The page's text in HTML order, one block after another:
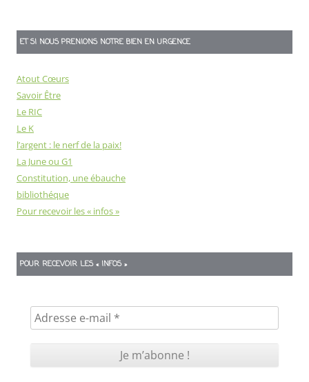
ET SI NOUS PRENIONS NOTRE BIEN EN URGENCE
Atout Cœurs
Savoir Être
Le RIC
Le K
l’argent : le nerf de la paix!
La June ou G1
Constitution, une ébauche
bibliothéque
Pour recevoir les « infos »
POUR RECEVOIR LES « INFOS »